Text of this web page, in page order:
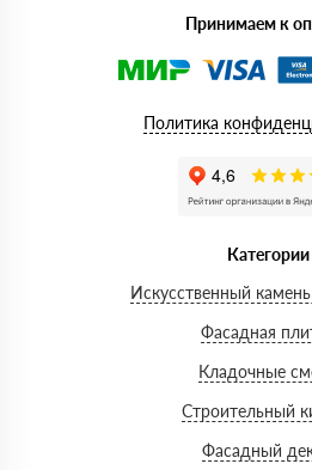
Принимаем к
Политика
Категории
Искусственный
Фасадная
Кладочные
Строительный
Фасадный